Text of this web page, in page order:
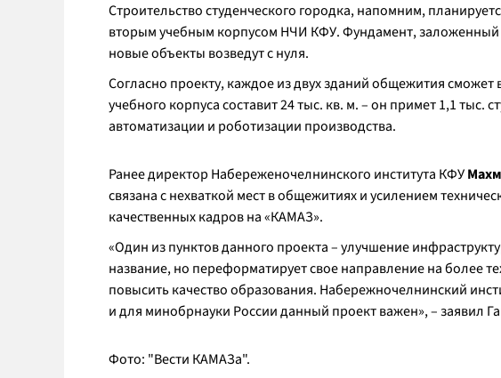
Строительство студенческого городка, напомним,
вторым учебным корпусом НЧИ КФУ. Фундамент, заложенный
новые объекты возведут с нуля.
Согласно проекту, каждое из двух зданий общежития сможет
учебного корпуса составит 24 тыс. кв. м. – он примет 1,1 тыс.
автоматизации и роботизации производства.
Ранее директор Набереженочелнинского института КФУ
связана с нехваткой мест в общежитиях и усилением
качественных кадров на «КАМАЗ».
«Один из пунктов данного проекта – улучшение
название, но переформатирует свое направление на более
повысить качество образования. Набережночелнинский
и для минобрнауки России данный проект важен», – заявил
Фото: "Вести КАМАЗа".